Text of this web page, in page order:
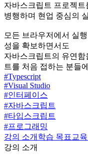
자바스크립트 프로젝트
병행하며 현업 중심의
모든 브라우저에서 실
성을 확보하면서도
자바스크립트의 유연
트를 처음 접하는 분들
#Typescript
#Visual Studio
#인터페이스
#자바스크립트
#타입스크립트
#프로그래밍
강의 소개 학습 목표 교
강의 소개